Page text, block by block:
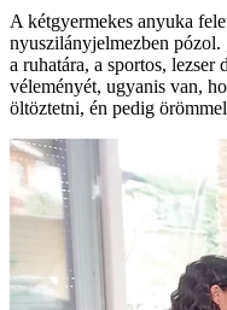
A kétgyermekes anyuka
nyuszilányjelmezben
a ruhatára, a sportos,
véleményét, ugyanis van,
öltöztetni, én pedig